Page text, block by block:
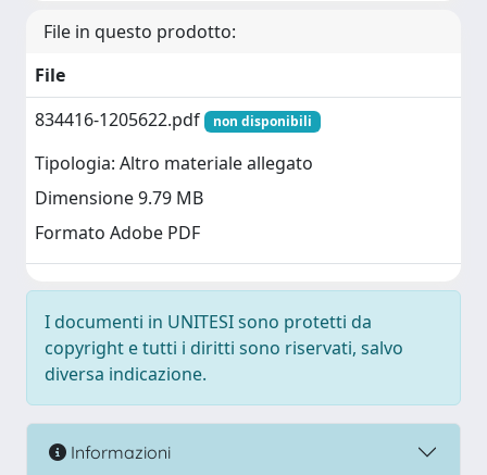
File in questo prodotto:
File
834416-1205622.pdf
non disponibili
Tipologia: Altro materiale allegato
Dimensione 9.79 MB
Formato Adobe PDF
I documenti in UNITESI sono protetti da
copyright e tutti i diritti sono riservati, salvo
diversa indicazione.
Informazioni